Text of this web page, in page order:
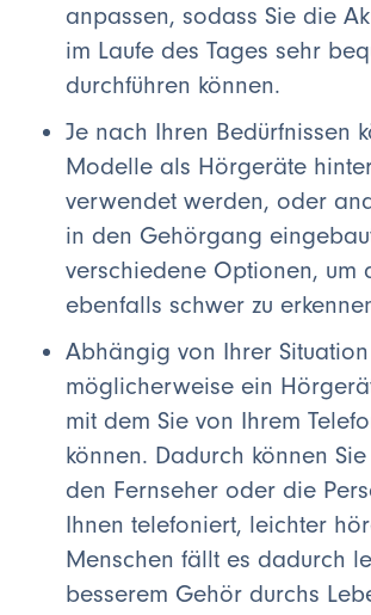
anpassen, sodass Sie die
im Laufe des Tages sehr
durchführen können.
Je nach Ihren Bedürfnissen
Modelle als Hörgeräte
verwendet werden, oder
in den Gehörgang
verschiedene Optionen, um
ebenfalls schwer zu
Abhängig von Ihrer
möglicherweise ein
mit dem Sie von Ihrem
können. Dadurch können
den Fernseher oder die
Ihnen telefoniert, leichter
Menschen fällt es dadurch
besserem Gehör durchs